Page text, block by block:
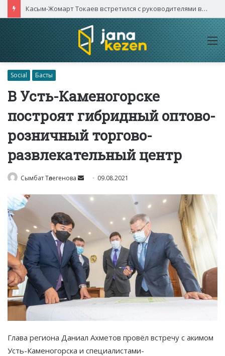
Касым-Жомарт Токаев встретился с руководителями высокотехнологичных компаний Китая
Social Басты
В Усть-Каменогорске
построят гибридный оптово-
розничный торгово-
развлекательный центр
Сымбат Төлегенова
Send
email
09.08.2021
Глава региона Даниал Ахметов провёл встречу с акимом
Усть-Каменогорска и специалистами-